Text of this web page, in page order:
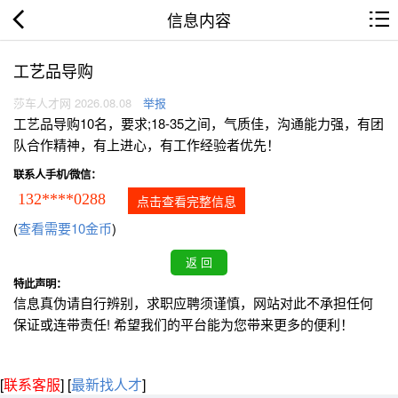
信息内容
工艺品导购
莎车人才网 2026.08.08 举报
工艺品导购10名，要求;18-35之间，气质佳，沟通能力强，有团
队合作精神，有上进心，有工作经验者优先！
联系人手机/微信：
132****0288 点击查看完整信息
(查看需要10金币)
特此声明：
信息真伪请自行辨别，求职应聘须谨慎，网站对此不承担任何
保证或连带责任! 希望我们的平台能为您带来更多的便利！
[联系客服] [最新找人才]